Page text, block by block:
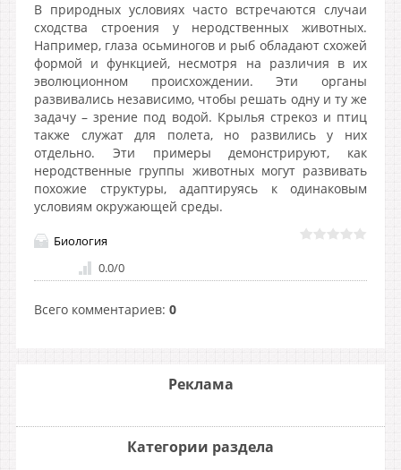
В природных условиях часто встречаются случаи
сходства строения у неродственных животных.
Например, глаза осьминогов и рыб обладают схожей
формой и функцией, несмотря на различия в их
эволюционном происхождении. Эти органы
развивались независимо, чтобы решать одну и ту же
задачу – зрение под водой. Крылья стрекоз и птиц
также служат для полета, но развились у них
отдельно. Эти примеры демонстрируют, как
неродственные группы животных могут развивать
похожие структуры, адаптируясь к одинаковым
условиям окружающей среды.
Биология
0.0/0
Всего комментариев: 0
Реклама
Категории раздела